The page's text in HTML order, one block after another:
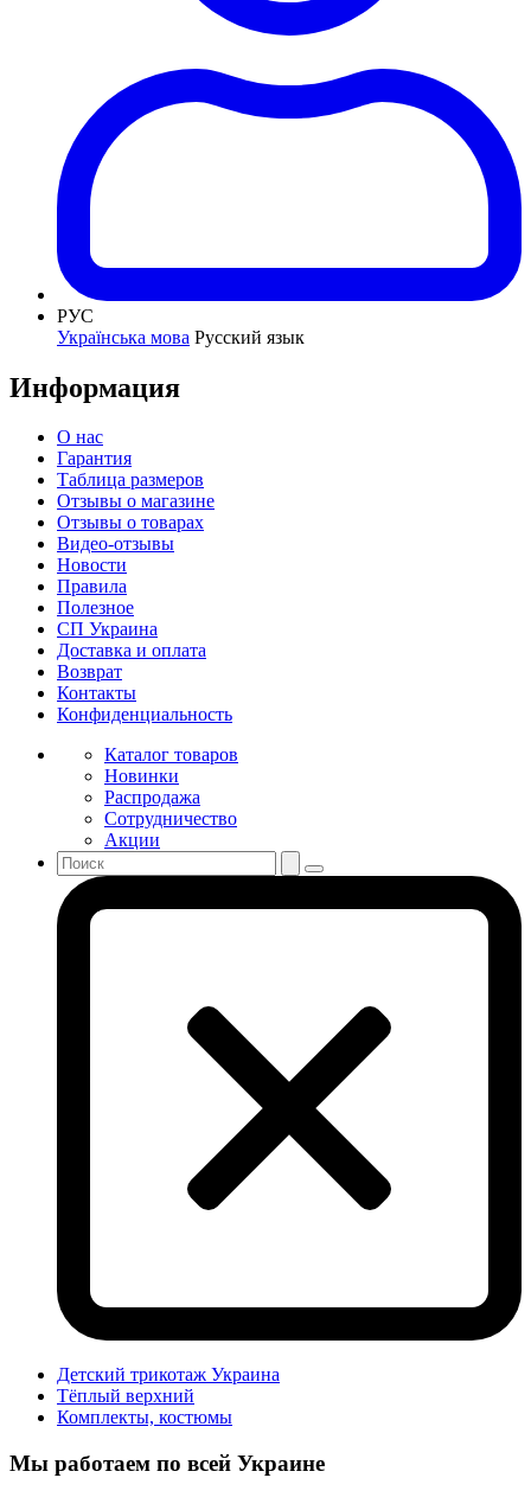
РУС
Українська мова Русский язык
Информация
О нас
Гарантия
Таблица размеров
Отзывы о магазине
Отзывы о товарах
Видео-отзывы
Новости
Правила
Полезное
СП Украина
Доставка и оплата
Возврат
Контакты
Конфиденциальность
Каталог товаров
Новинки
Распродажа
Сотрудничество
Акции
Детский трикотаж Украина
Тёплый верхний
Комплекты, костюмы
Мы работаем по всей Украине